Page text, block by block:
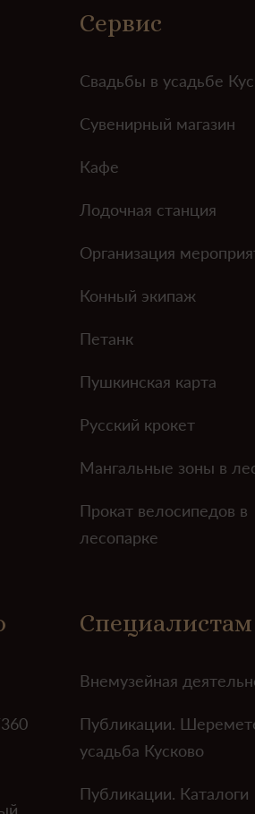
Сервис
Свадьбы в усадьбе
Сувенирный магазин
Кафе
Лодочная станция
Организация
Конный экипаж
Петанк
Пушкинская карта
Русский крокет
Мангальные зоны в
Прокат велосипедов в
лесопарке
Специалистам
Внемузейная
Публикации.
усадьба Кусково
Публикации. Каталоги